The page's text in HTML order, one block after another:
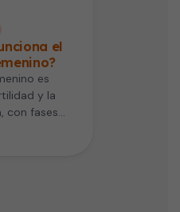
el
es
y la
con fases